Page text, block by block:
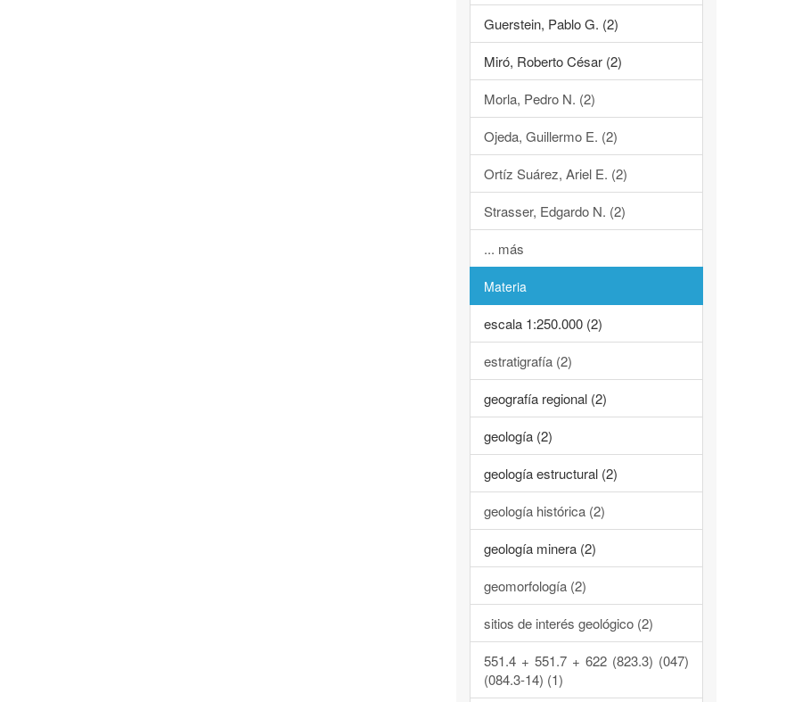
Guerstein, Pablo G. (2)
Miró, Roberto César (2)
Morla, Pedro N. (2)
Ojeda, Guillermo E. (2)
Ortíz Suárez, Ariel E. (2)
Strasser, Edgardo N. (2)
... más
Materia
escala 1:250.000 (2)
estratigrafía (2)
geografía regional (2)
geología (2)
geología estructural (2)
geología histórica (2)
geología minera (2)
geomorfología (2)
sitios de interés geológico (2)
551.4 + 551.7 + 622 (823.3) (047)
(084.3-14) (1)